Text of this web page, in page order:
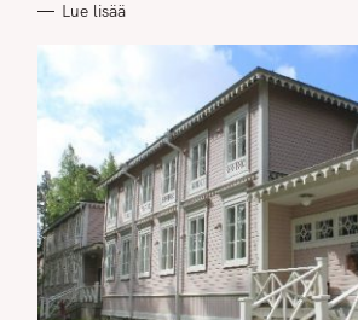
I
Lue lisää